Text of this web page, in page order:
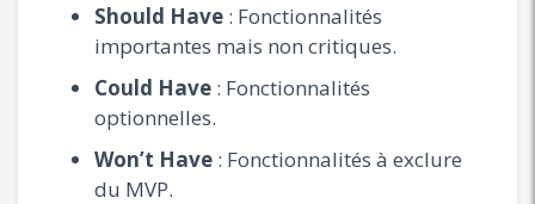
Should Have : Fonctionnalités
importantes mais non critiques.
Could Have : Fonctionnalités
optionnelles.
Won’t Have : Fonctionnalités à exclure
du MVP.